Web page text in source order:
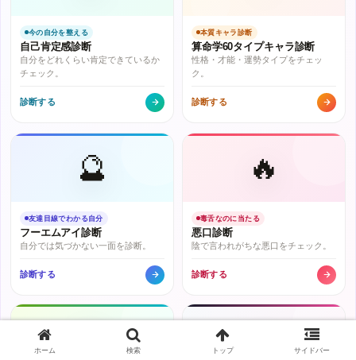
今の自分を整える
自己肯定感診断
自分をどれくらい肯定できているか
チェック。
診断する
本質キャラ診断
算命学60タイプキャラ診断
性格・才能・運勢タイプをチェッ
ク。
診断する
🔮
友達目線でわかる自分
フーエムアイ診断
自分では気づかない一面を診断。
診断する
🔥
毒舌なのに当たる
悪口診断
陰で言われがちな悪口をチェック。
診断する
ホーム 検索 トップ サイドバー